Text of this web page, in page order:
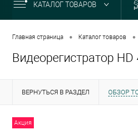
КАТАЛОГ ТОВАРОВ
Главная страница • Каталог товаров •
Видеорегистратор
ВЕРНУТЬСЯ В РАЗДЕЛ ОБЗОР
Акция